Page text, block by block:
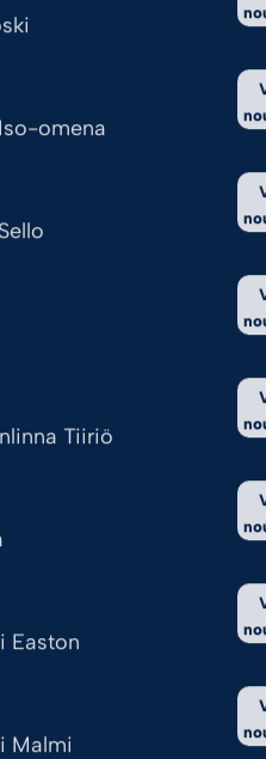
sitä kehittämään.
Sijainti
omena
Tiiriö
Easton
Malmi